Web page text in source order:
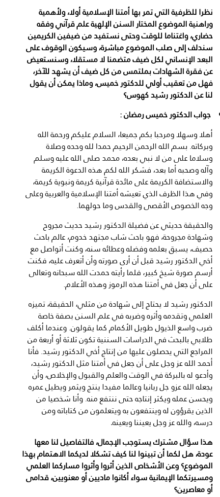
نظرا للظرفية التي تمر بها أمتنا الإسلامية أولا، ولأهمية
وراهنية الموضوع المختار السنن الإلهية علم قرآني وفقه
حضاري، واغتناما للوقت وحتى نستفيد من ضيفين الكريمين
سندلف إلى صلب الموضوع مباشرة، وسيكون الوقوف على
البعد الإنساني لكل ضيف متضمنا لا مستقلا، وسنستعيض
عن فقرة الشهادات بملتمس من كل ضيف أن يشهد للآخر،
فهل من تعقيب أولي للدكتور خميس، وماذا يمكن أن يقول
لنا عن الدكتور رشيد كهوس؟
جواب الدكتور خميس رمضان :
أهلا وسهلا ومرحبا بكم جميعا، السلام عليكم ورحمة الله
وبركاته. بسم الله الرحمن الرحيم حمدا لله وحده وصلاة
وسلاما على من لا نبي بعده، محمد صلى الله عليه وسلم
وآله وصحبه أما بعد، فشكر الله لكم هذه الدعوة الكريمة
والاستضافة الكريمة على مائدة قرآنية كريمة ونبوية كريمة،
وفي هذا الظرف الذي تعيشه أمتنا الإسلامية والعربية وعلى
وجه الخصوص الأقصى والقدس وما حولهما.
والحقيقة حديثي عن فضيلة الدكتور رشيد حديث مجروح
وشهادة مجروحة، فهو باحث شاب مجتهد خدوم، عالم باحث
حصيف، يسبق بعلمه وفضله وعطائه سنه، وكنت أتواصل مع
أخي الدكتور رشيد قبل أن أرى صورته وأن أتعرف عليه، فكنت
أرسم صورة شيخ كبير، فلما رأيته حمدت الله سبحانه وتعالى
على أن جعل في أمتنا هذه الرموز وهذه الأعلام.
الدكتور رشيد لا يحتاج إلى شهادة من مثلي، الحقيقة، تميزه
العلمي وتقدمه وأثره وضربه في علم السنن بصفة خاصة
ضرب واسع الذيول طويل الأكمام كما يقولون. وعندما أكلف
طلابي بالبحث في الدراسات السننية تكون ثلاثة أو أربعة من
المراجع التي يحصلون عليها من إنتاج أخي الدكتور رشيد. فأنا
أحمد الله عز وجل على أن جعل في أمتنا مثل الدكتور رشيد،
وأدعو له بالبركة في الوقت والعلم والقبول والإخلاص، وأن
يجعله الله عزو جل ربانيا وعالما مفيدا ينتج ويثمر ويطيل عمره
ويحسن عمله ويكثر إنتاجه حتى ننتفع منه. وأنا شخصيا من
الذين يقرؤون له وينتفعون به ويتعلمون من كتاباته ومن
درسه، والله عز وجل يعيننا ويعينه.
هذا سؤال مشترك يستوجب الإجمال، فالتفاصيل لنا معها
عودة، هل لكما أن تبينوا لنا كيف تشكلا لديكما الاهتمام بهذا
الموضوع؟ وعن الأشخاص الذين أثروا وأثروا مساركما العلمي
ومسيرتكما الإيمانية سواء أكانوا ماديين أو معنويين، قدامى
أو معاصرين؟